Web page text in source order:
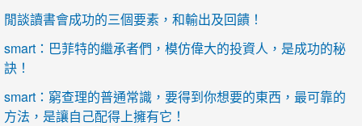
閒談讀書會成功的三個要素，和輸出及回饋！
smart：巴菲特的繼承者們，模仿偉大的投資人，是成功的秘
訣！
smart：窮查理的普通常識，要得到你想要的東西，最可靠的
方法，是讓自己配得上擁有它！